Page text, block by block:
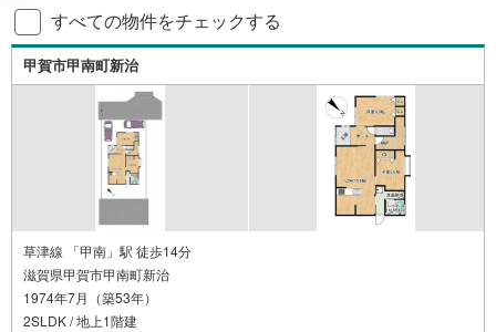
すべての物件をチェックする
甲賀市甲南町新治
草津線 「甲南」駅 徒歩14分
滋賀県甲賀市甲南町新治
1974年7月（築53年）
2SLDK / 地上1階建